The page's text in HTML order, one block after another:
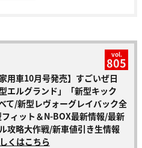
vol.
805
家用車10月号発売】すごいぜ日
エルグランド」「新型キック
て/新型レヴォーグレイバック全
ィット＆N-BOX最新情報/最新
攻略大作戦/新車値引き生情報
くはこちら